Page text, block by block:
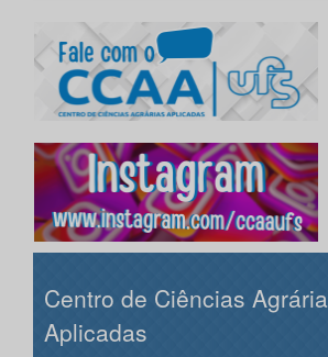
Centro de Ciências
Aplicadas